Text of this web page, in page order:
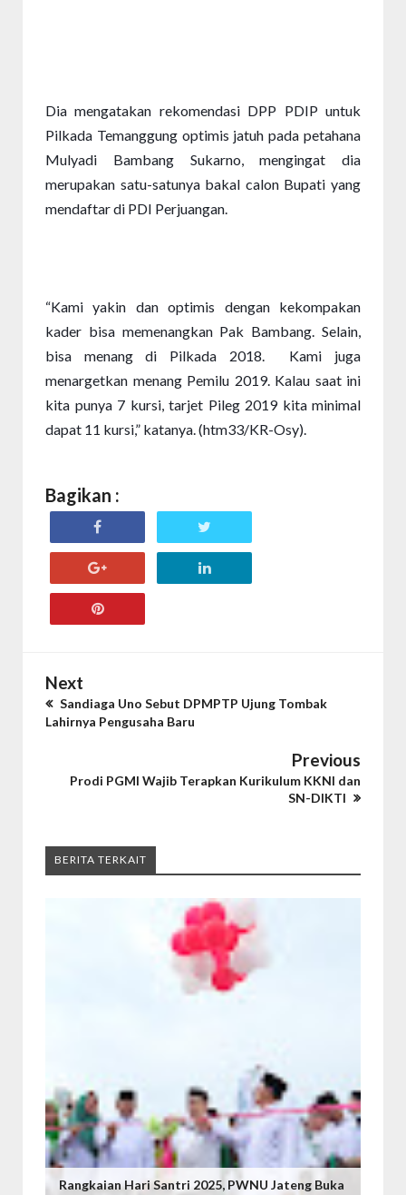
Dia mengatakan rekomendasi DPP PDIP untuk
Pilkada Temanggung optimis jatuh pada petahana
Mulyadi Bambang Sukarno, mengingat dia
merupakan satu-satunya bakal calon Bupati yang
mendaftar di PDI Perjuangan.
“Kami yakin dan optimis dengan kekompakan
kader bisa memenangkan Pak Bambang. Selain,
bisa menang di Pilkada 2018.  Kami juga
menargetkan menang Pemilu 2019. Kalau saat ini
kita punya 7 kursi, tarjet Pileg 2019 kita minimal
dapat 11 kursi,” katanya. (htm33/KR-Osy).
Bagikan :
Next
Sandiaga Uno Sebut DPMPTP Ujung Tombak
Lahirnya Pengusaha Baru
Previous
Prodi PGMI Wajib Terapkan Kurikulum KKNI dan
SN-DIKTI
BERITA TERKAIT
Rangkaian Hari Santri 2025, PWNU Jateng Buka